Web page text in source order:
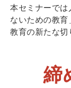
本セミナーで
ないための教
教育の新たな切
締